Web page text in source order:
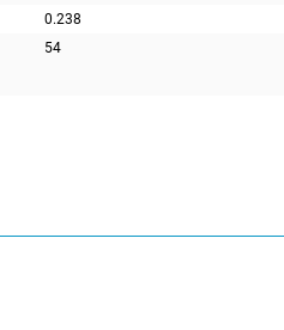
0.238
54